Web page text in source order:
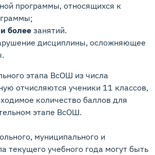
программы, относящихся к
более занятий.
дисциплины, осложняющее
этапа ВсОШ из числа
отчисляются ученики 11 классов,
количество баллов для
этапе ВсОШ.
муниципального и
текущего учебного года могут быть